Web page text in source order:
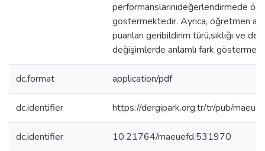
performanslarınıdeğerlendirmede
göstermektedir. Ayrıca, öğretmen
puanları geribildirim türü,sıklığı ve
değişimlerde anlamlı fark
dc.format application/pdf
dc.identifier https://dergipark.org.tr/tr/pub/
dc.identifier 10.21764/maeuefd.531970